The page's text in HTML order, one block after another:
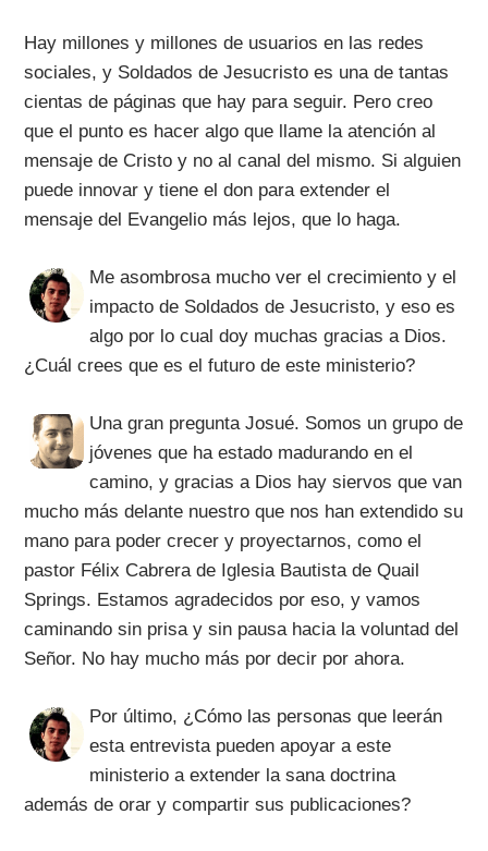
Hay millones y millones de usuarios en las redes
sociales, y Soldados de Jesucristo es una de tantas
cientas de páginas que hay para seguir. Pero creo
que el punto es hacer algo que llame la atención al
mensaje de Cristo y no al canal del mismo. Si alguien
puede innovar y tiene el don para extender el
mensaje del Evangelio más lejos, que lo haga.
Me asombrosa mucho ver el crecimiento y el
impacto de Soldados de Jesucristo, y eso es
algo por lo cual doy muchas gracias a Dios.
¿Cuál crees que es el futuro de este ministerio?
Una gran pregunta Josué. Somos un grupo de
jóvenes que ha estado madurando en el
camino, y gracias a Dios hay siervos que van
mucho más delante nuestro que nos han extendido su
mano para poder crecer y proyectarnos, como el
pastor Félix Cabrera de Iglesia Bautista de Quail
Springs. Estamos agradecidos por eso, y vamos
caminando sin prisa y sin pausa hacia la voluntad del
Señor. No hay mucho más por decir por ahora.
Por último, ¿Cómo las personas que leerán
esta entrevista pueden apoyar a este
ministerio a extender la sana doctrina
además de orar y compartir sus publicaciones?